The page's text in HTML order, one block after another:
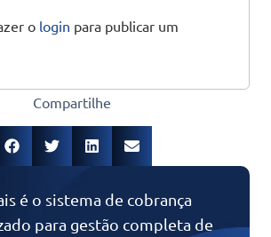
o login para publicar um
é o sistema de cobrança
para gestão completa de
Compartilhe